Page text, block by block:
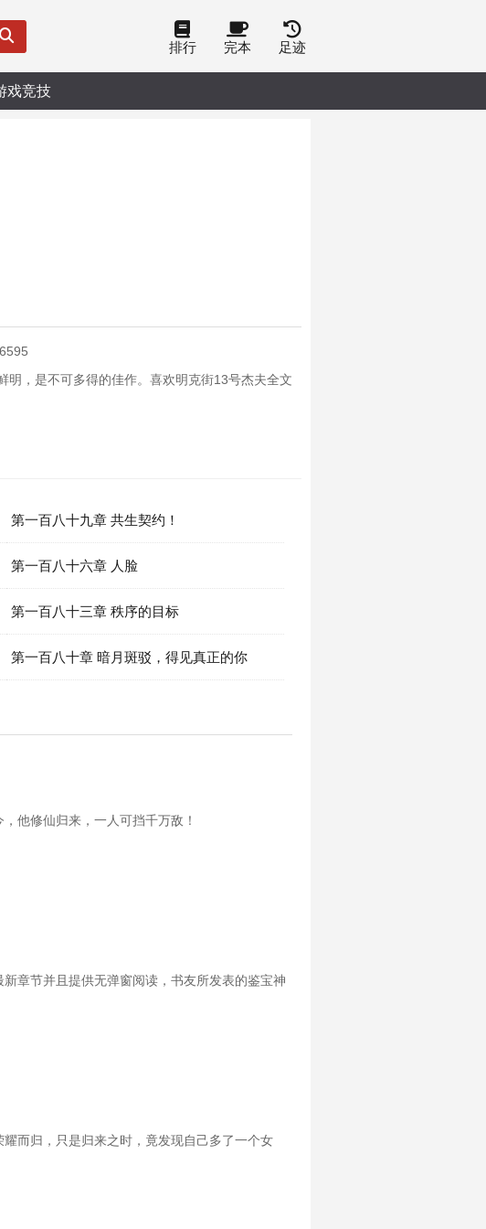
排行 完本 足迹
戏竞技
，是不可多得的佳作。喜欢明克街13号杰夫全文
第一百八十九章 共生契约！
第一百八十六章 人脸
第一百八十三章 秩序的目标
第一百八十章 暗月斑驳，得见真正的你
他修仙归来，一人可挡千万敌！
章节并且提供无弹窗阅读，书友所发表的鉴宝神
而归，只是归来之时，竟发现自己多了一个女